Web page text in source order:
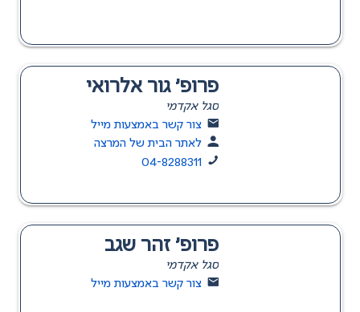
פרופ' גור אלרואי
סגל אקדמי
צור קשר באמצעות מייל
לאתר הבית של המרצה
04-8288311
פרופ' זהר שגב
סגל אקדמי
צור קשר באמצעות מייל